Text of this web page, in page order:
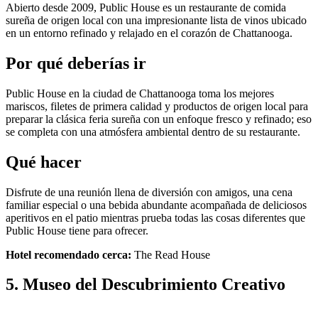
Abierto desde 2009, Public House es un restaurante de comida
sureña de origen local con una impresionante lista de vinos ubicado
en un entorno refinado y relajado en el corazón de Chattanooga.
Por qué deberías ir
Public House en la ciudad de Chattanooga toma los mejores
mariscos, filetes de primera calidad y productos de origen local para
preparar la clásica feria sureña con un enfoque fresco y refinado; eso
se completa con una atmósfera ambiental dentro de su restaurante.
Qué hacer
Disfrute de una reunión llena de diversión con amigos, una cena
familiar especial o una bebida abundante acompañada de deliciosos
aperitivos en el patio mientras prueba todas las cosas diferentes que
Public House tiene para ofrecer.
Hotel recomendado cerca: The Read House
5. Museo del Descubrimiento Creativo